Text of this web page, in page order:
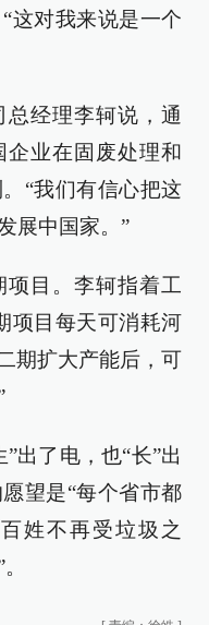
这对我来说是一个
经理李轲说，通
业在固废处理和
“我们有信心把这
展中国家。”
项目。李轲指着工
项目每天可消耗河
期扩大产能后，可
出了电，也“长”出
望是“每个省市都
姓不再受垃圾之